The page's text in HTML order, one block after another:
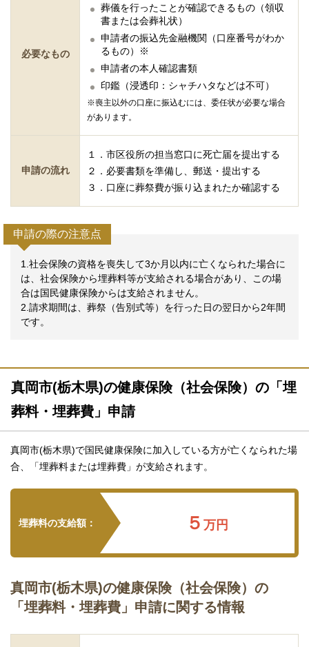
必要なもの
葬儀を行ったことが確認できるもの（領収
書または会葬礼状）
申請者の振込先金融機関（口座番号がわか
るもの）※
申請者の本人確認書類
印鑑（浸透印：シャチハタなどは不可）
※喪主以外の口座に振込むには、委任状が必要な場合
があります。
申請の流れ
１．市区役所の担当窓口に死亡届を提出する
２．必要書類を準備し、郵送・提出する
３．口座に葬祭費が振り込まれたか確認する
申請の際の注意点
1.社会保険の資格を喪失して3か月以内に亡くなられた場合に
は、社会保険から埋葬料等が支給される場合があり、この場
合は国民健康保険からは支給されません。
2.請求期間は、葬祭（告別式等）を行った日の翌日から2年間
です。
真岡市(栃木県)の健康保険（社会保険）の「埋
葬料・埋葬費」申請
真岡市(栃木県)で国民健康保険に加入している方が亡くなられた場
合、「埋葬料または埋葬費」が支給されます。
埋葬料の支給額： ５万円
真岡市(栃木県)の健康保険（社会保険）の
「埋葬料・埋葬費」申請に関する情報